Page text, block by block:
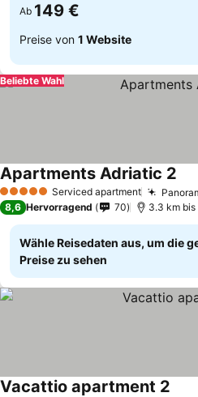
Ab 149 €
Preise von 1 Website
Beliebte Wahl
5 Sterne Serviced apartment
Apartments Adriatic 2
8,6 Hervorragend 70 3.3 km
Wähle Reisedaten aus, um die
Preise zu sehen
Vacattio apartment 2